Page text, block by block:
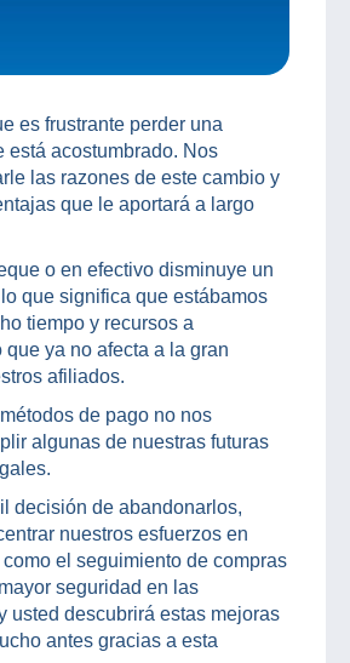
es frustrante perder una
está acostumbrado. Nos
las razones de este cambio y
que le aportará a largo
o en efectivo disminuye un
que significa que estábamos
tiempo y recursos a
ya no afecta a la gran
afiliados.
de pago no nos
algunas de nuestras futuras
decisión de abandonarlos,
nuestros esfuerzos en
el seguimiento de compras
seguridad en las
usted descubrirá estas mejoras
antes gracias a esta